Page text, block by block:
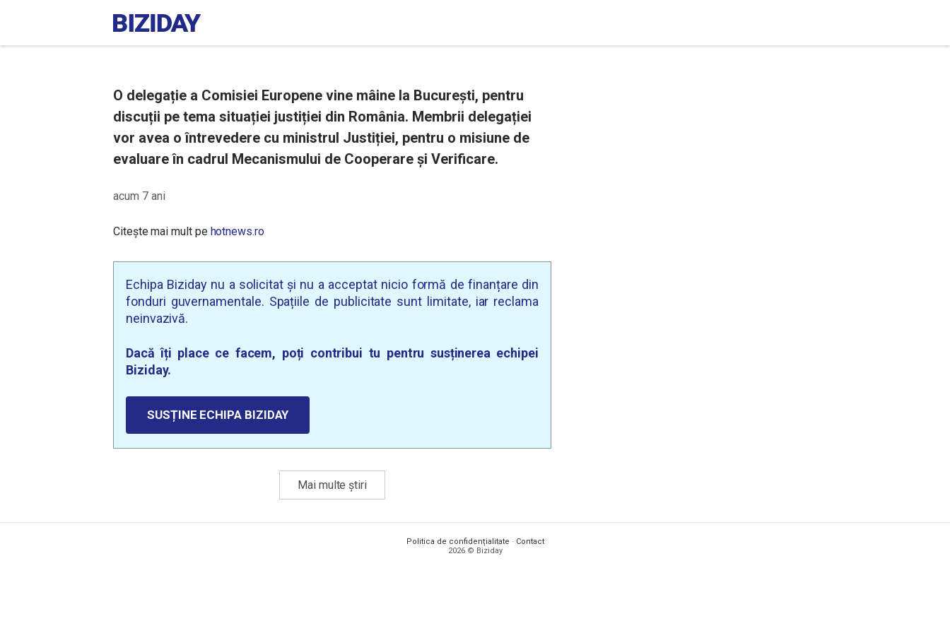
O delegație a Comisiei Europene vine mâine la București, pentru
discuții pe tema situației justiției din România. Membrii delegației
vor avea o întrevedere cu ministrul Justiției, pentru o misiune de
evaluare în cadrul Mecanismului de Cooperare și Verificare.
acum 7 ani
Citește mai mult pe hotnews.ro
Echipa Biziday nu a solicitat și nu a acceptat nicio formă de finanțare din
fonduri guvernamentale. Spațiile de publicitate sunt limitate, iar reclama
neinvazivă.
Dacă îți place ce facem, poți contribui tu pentru susținerea echipei
Biziday.
SUSȚINE ECHIPA BIZIDAY
Mai multe știri
Politica de confidențialitate · Contact
2026 © Biziday